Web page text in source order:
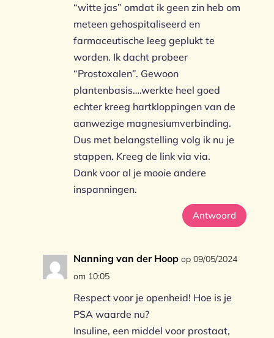
“witte jas” omdat ik geen zin heb om
meteen gehospitaliseerd en
farmaceutische leeg geplukt te
worden. Ik dacht probeer
“Prostoxalen”. Gewoon
plantenbasis….werkte heel goed
echter kreeg hartkloppingen van de
aanwezige magnesiumverbinding.
Dus met belangstelling volg ik nu je
stappen. Kreeg de link via via.
Dank voor al je mooie andere
inspanningen.
Antwoord
Nanning van der Hoop op 09/05/2024
om 10:05
Respect voor je openheid! Hoe is je
PSA waarde nu?
Insuline, een middel voor prostaat,